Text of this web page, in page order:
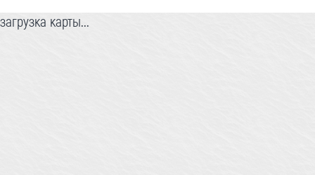
загрузка карты...